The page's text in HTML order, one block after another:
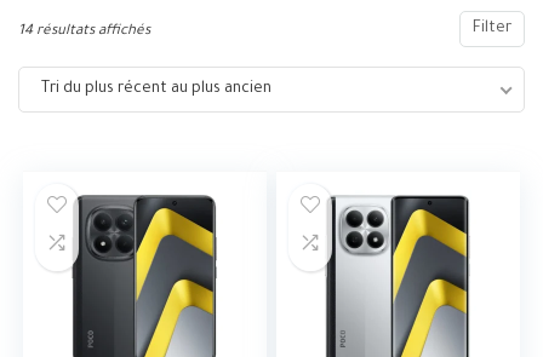
Filter
14 résultats affichés
Tri du plus récent au plus ancien